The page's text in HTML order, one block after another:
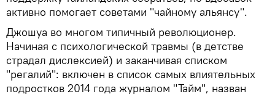
активно помогает советами "чайному альянсу".
Джошуа во многом типичный революционер.
Начиная с психологической травмы (в детстве
страдал дислексией) и заканчивая списком
"регалий": включен в список самых влиятельных
подростков 2014 года журналом "Тайм", назван